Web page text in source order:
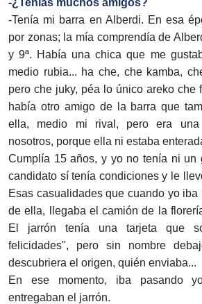
-¿Tenías muchos amigos?
-Tenía mi barra en Alberdi. En esa
por zonas; la mía comprendía de
y 9ª. Había una chica que me
medio rubia... ha che, che kamba,
pero che juky, péa lo único areko che
había otro amigo de la barra que
ella, medio mi rival, pero era una
nosotros, porque ella ni estaba
Cumplía 15 años, y yo no tenía ni un
candidato sí tenía condiciones y le
Esas casualidades que cuando yo
de ella, llegaba el camión de la
El jarrón tenía una tarjeta que
felicidades", pero sin nombre
descubriera el origen, quién enviaba...
En ese momento, iba pasando
entregaban el jarrón.